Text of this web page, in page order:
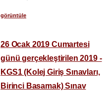
görüntüle
26 Ocak 2019 Cumartesi
günü gerçekleştirilen 2019 -
KGS1 (Kolej Giriş Sınavları,
Birinci Basamak) Sınav